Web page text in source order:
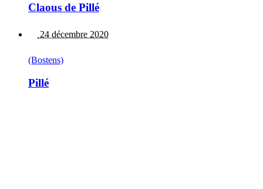
Claous de Pillé
24 décembre 2020
(Bostens)
Pillé